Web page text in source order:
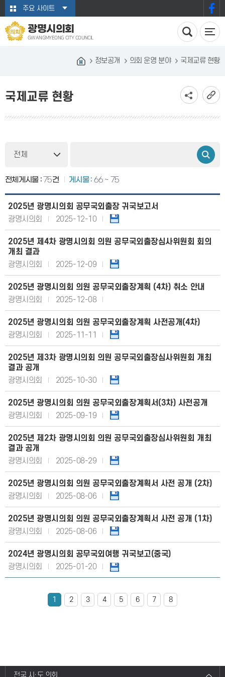
본문바로가기주요 사이트
광명시의회
GWANGMYEONG CITY COUNCIL
정보공개 의회 운영 분야 국제교류 현황
국제교류 현황
전체게시물 : 75건 게시물 : 66 ~ 75
2025년 광명시의회 공무국외출장 귀국보고서
광명시의회
2025-12-10
2025년 제4차 광명시의회 의원 공무국외출장심사위원회 회의
개최 결과
광명시의회
2025-12-09
2025년 광명시의회 의원 공무국외출장계획 (4차) 취소 안내
광명시의회
2025-12-08
2025년 광명시의회 의원 공무국외출장계획 사전공개(4차)
광명시의회
2025-11-11
2025년 제3차 광명시의회 의원 공무국외출장심사위원회 개최
결과 공개
광명시의회
2025-10-30
2025년 광명시의회 의원 공무국외출장계획서(3차) 사전공개
광명시의회
2025-09-19
2025년 제2차 광명시의회 의원 공무국외출장심사위원회 개최
결과 공개
광명시의회
2025-08-29
2025년 광명시의회 의원 공무국외출장계획서 사전 공개 (2차)
광명시의회
2025-08-06
2025년 광명시의회 의원 공무국외출장계획서 사전 공개 (1차)
광명시의회
2025-08-06
2024년 광명시의회 공무국외여행 귀국보고(중국)
광명시의회
2025-01-20
1 2 3 4 5 6 7 8
전국 시·도 의회